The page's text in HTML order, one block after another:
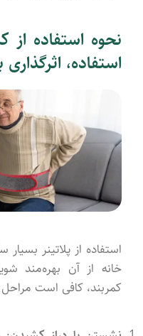
نحوه استفاده از
استفاده،
استفاده از پلاتینر
خانه از آن بهره‌مند
کمربند، کافی است مراحل